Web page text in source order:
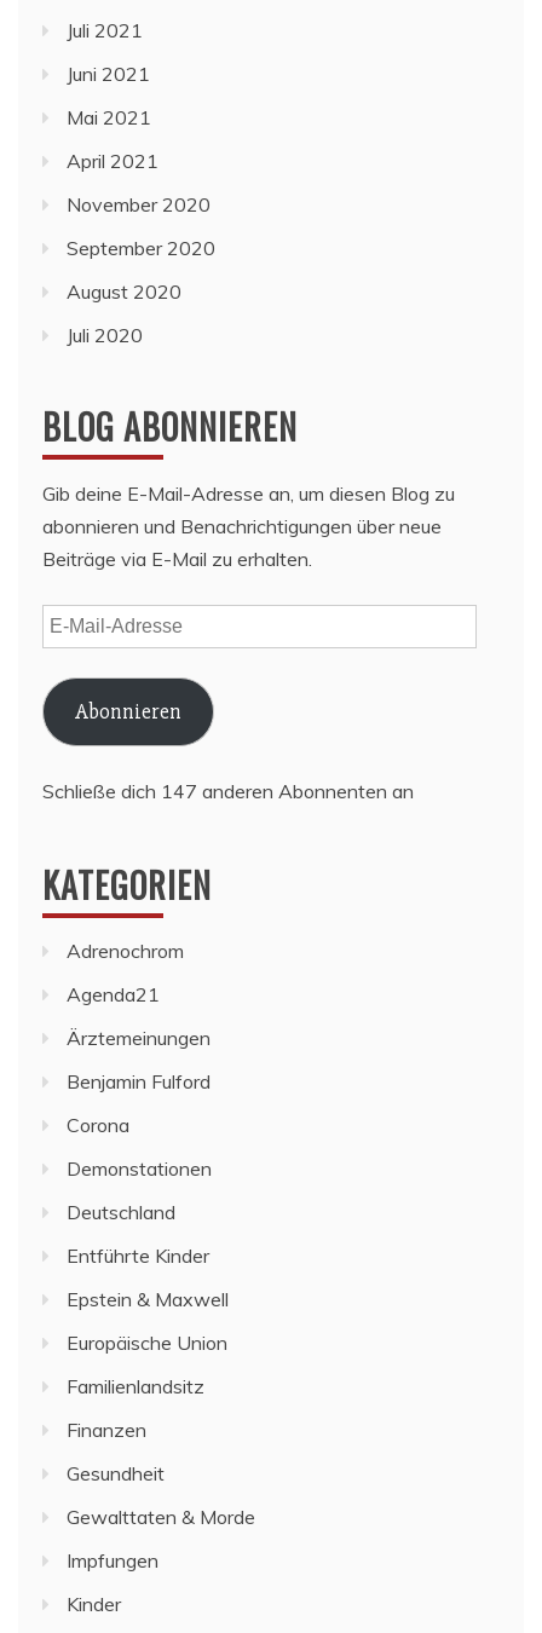
Juli 2021
Juni 2021
Mai 2021
April 2021
November 2020
September 2020
August 2020
Juli 2020
BLOG ABONNIEREN
Gib deine E-Mail-Adresse an, um diesen Blog zu
abonnieren und Benachrichtigungen über neue
Beiträge via E-Mail zu erhalten.
E-
Mail-
Adresse
Abonnieren
Schließe dich 147 anderen Abonnenten an
KATEGORIEN
Adrenochrom
Agenda21
Ärztemeinungen
Benjamin Fulford
Corona
Demonstationen
Deutschland
Entführte Kinder
Epstein & Maxwell
Europäische Union
Familienlandsitz
Finanzen
Gesundheit
Gewalttaten & Morde
Impfungen
Kinder